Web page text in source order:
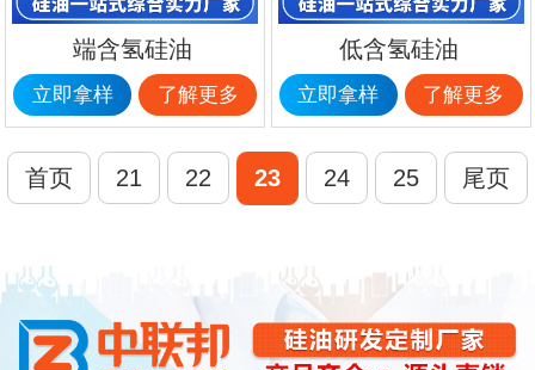
端含氢硅油
立即拿样 了解更多
低含氢硅油
立即拿样 了解更多
首页 21 22 23 24 25 尾页